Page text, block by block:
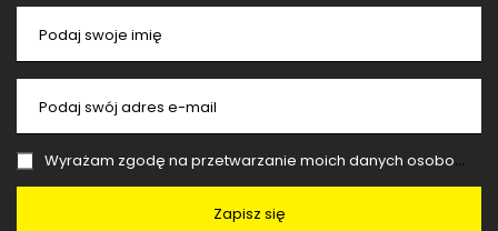
Podaj swoje imię
Podaj swój adres e-mail
Wyrażam zgodę na przetwarzanie moich danych osobowych (adres e-mail) na potrzeby wysyłki newslettera z informacją handlową (marketing). Więcej w
Zapisz się